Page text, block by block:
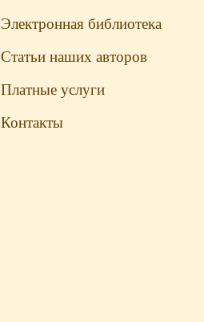
Электронная библиотека
Статьи наших авторов
Платные услуги
Контакты